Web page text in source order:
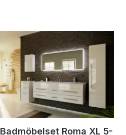
Badmöbelset Roma XL 5-